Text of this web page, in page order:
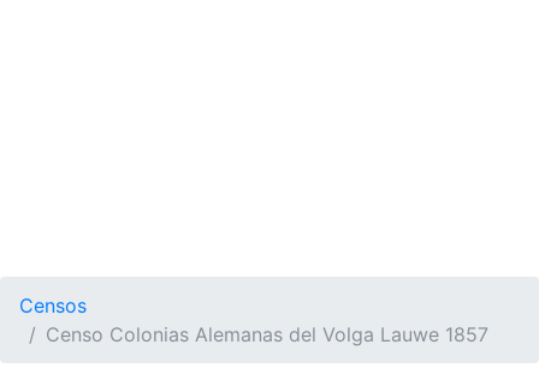
Censos
Censo Colonias Alemanas del Volga Lauwe 1857